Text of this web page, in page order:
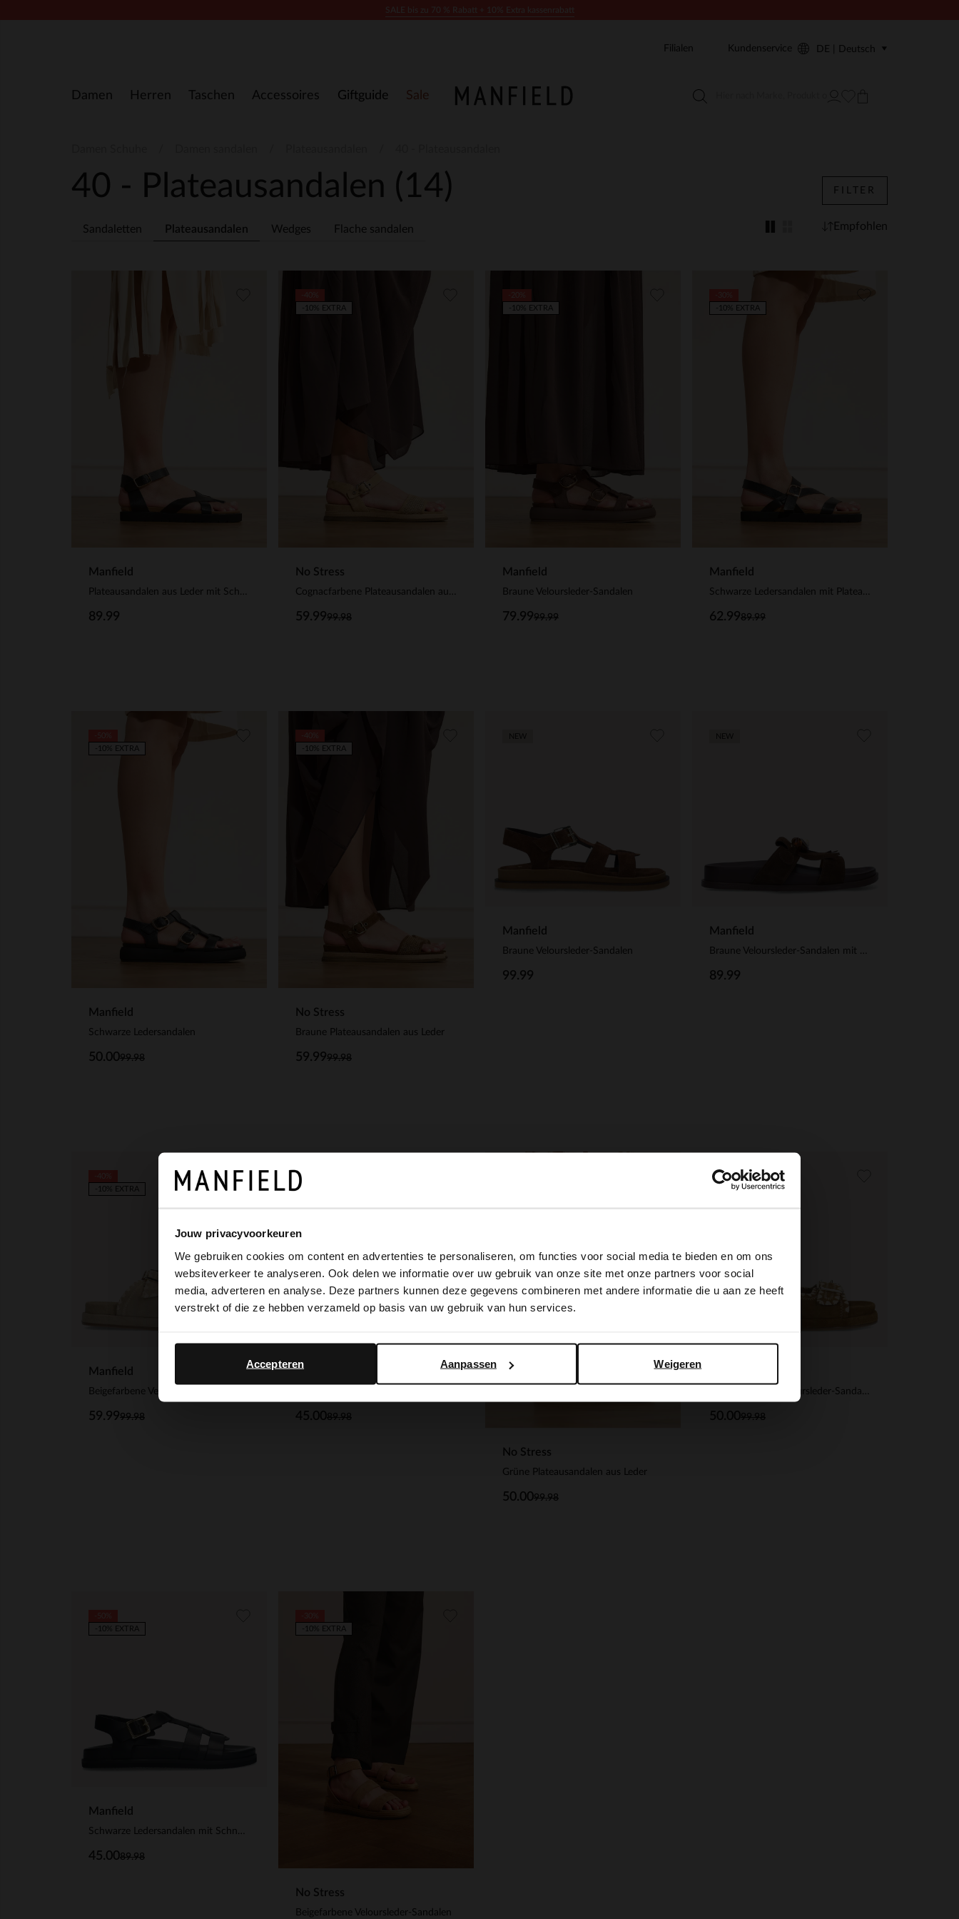
Jouw privacyvoorkeuren
We gebruiken cookies om content en advertenties te personaliseren, om functies voor social media te bieden en om ons
websiteverkeer te analyseren. Ook delen we informatie over uw gebruik van onze site met onze partners voor social
media, adverteren en analyse. Deze partners kunnen deze gegevens combineren met andere informatie die u aan ze heeft
verstrekt of die ze hebben verzameld op basis van uw gebruik van hun services.
Weigeren
Aanpassen
Accepteren
Damen Herren Taschen Accessoires Giftguide Sale
Filialen Kundenservice DE | Deutsch
40 - Plateausandalen (14)
Sandaletten Plateausandalen Wedges Flache sandalen
FILTER
Empfohlen
Manfield
89.99
No Stress
99.98
59.99
-10% EXTRA
Manfield
Braune Veloursleder-Sandalen
99.99
79.99
-10% EXTRA
Manfield
89.99
62.99
-10% EXTRA
Manfield
Schwarze Ledersandalen
99.98
50.00
-10% EXTRA
No Stress
Braune Plateausandalen aus Leder
99.98
59.99
-10% EXTRA
Manfield
Braune Veloursleder-Sandalen
99.99
Manfield
89.99
Manfield
99.98
59.99
-10% EXTRA
Manfield
89.98
45.00
-50%
No Stress
Grüne Plateausandalen aus Leder
99.98
50.00
99.98
50.00
-50%
-10% EXTRA
Manfield
Schwarze Ledersandalen mit Schnalle
89.98
45.00
-10% EXTRA
No Stress
Beigefarbene Veloursleder-Sandalen
-10% EXTRA
×
It looks like your language isn't Dutch. Would you like to